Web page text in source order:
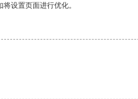
设置页面进行优化。